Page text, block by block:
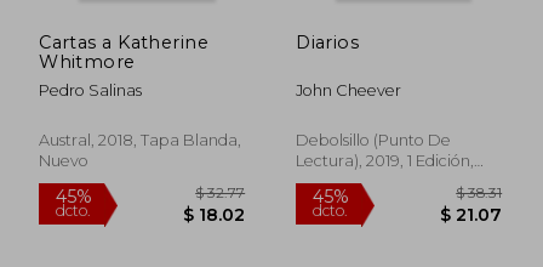
45%
dcto. $ 33.11
45%
dcto. $
Cartas a Katherine
Whitmore
Pedro Salinas
Austral, 2018, Tapa Blanda,
Nuevo
Diarios
John Cheever
Debolsillo (Punto De
Lectura), 2019, 1 Edición,
Tapa Blanda, Nuevo